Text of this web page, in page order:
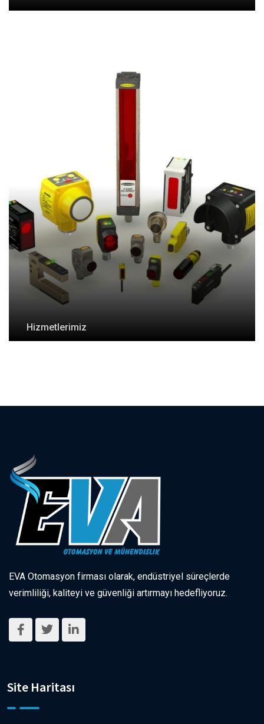
Hizmetlerimiz
EVA Otomasyon firması olarak, endüstriyel süreçlerde
verimliliği, kaliteyi ve güvenliği artırmayı hedefliyoruz.
Site Haritası